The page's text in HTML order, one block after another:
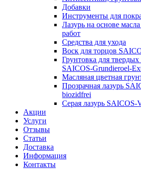
Добавки
Инструменты для
Лазурь на основе
работ
Средства для ухода
Воск для торцов
Грунтовка для
SAICOS-Grundieroel-
Масляная цветная
Прозрачная лазурь
biozidfrei
Серая лазурь SAICOS-
Акции
Услуги
Отзывы
Статьи
Доставка
Информация
Контакты